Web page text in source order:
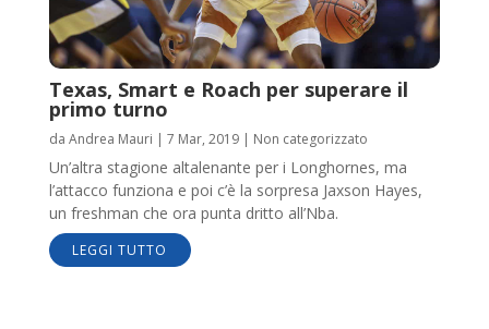
Texas, Smart e Roach per superare il
primo turno
da Andrea Mauri | 7 Mar, 2019| Non categorizzato
Un’altra stagione altalenante per i Longhornes, ma
l’attacco funziona e poi c’è la sorpresa Jaxson Hayes,
un freshman che ora punta dritto all’Nba.
LEGGI TUTTO